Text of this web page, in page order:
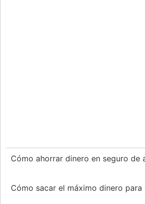
Cómo ahorrar dinero en seguro de
Cómo sacar el máximo dinero para